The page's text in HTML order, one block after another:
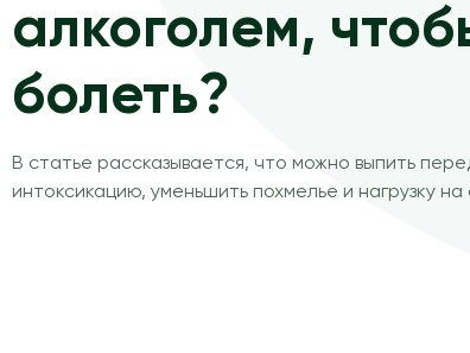
алкоголем,
болеть?
В статье рассказывается, что можно выпить
интоксикацию, уменьшить похмелье и нагрузку на